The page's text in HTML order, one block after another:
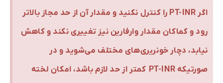
اگر PT-INR را کنترل نکنید و مقدار آن از حد مجاز بالاتر
رود و کماکان مقدار وارفارین نیز تغییری نکند و کاهش
نیابد، دچار خونریری‌های مختلف می‌شوید و در
صورتیکه PT-INR کمتر از حد لازم باشد، امکان لخته